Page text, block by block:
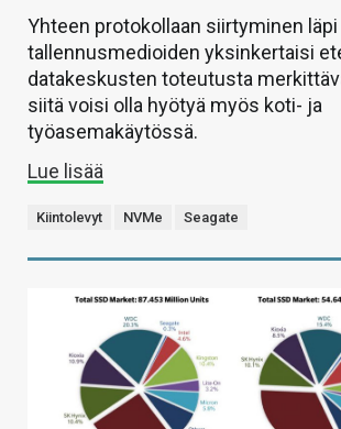
Yhteen protokollaan siirtyminen läpi
tallennusmedioiden yksinkertaisi
datakeskusten toteutusta
siitä voisi olla hyötyä myös koti- ja
työasemakäytössä.
Lue lisää
Kiintolevyt NVMe Seagate